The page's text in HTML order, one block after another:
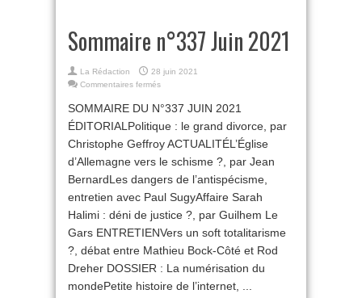
Sommaire n°337 Juin 2021
La Rédaction
28 juin 2021
Commentaires fermés
n°337
SOMMAIRE DU N°337 JUIN 2021
ÉDITORIALPolitique : le grand divorce, par
Christophe Geffroy ACTUALITÉL’Église
d’Allemagne vers le schisme ?, par Jean
BernardLes dangers de l’antispécisme,
entretien avec Paul SugyAffaire Sarah
Halimi : déni de justice ?, par Guilhem Le
Gars ENTRETIENVers un soft totalitarisme
?, débat entre Mathieu Bock-Côté et Rod
Dreher DOSSIER : La numérisation du
mondePetite histoire de l’internet, ...